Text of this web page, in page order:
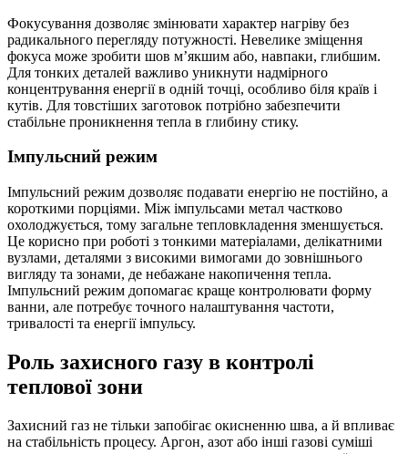
Фокусування дозволяє змінювати характер нагріву без
радикального перегляду потужності. Невелике зміщення
фокуса може зробити шов м’якшим або, навпаки, глибшим.
Для тонких деталей важливо уникнути надмірного
концентрування енергії в одній точці, особливо біля країв і
кутів. Для товстіших заготовок потрібно забезпечити
стабільне проникнення тепла в глибину стику.
Імпульсний режим
Імпульсний режим дозволяє подавати енергію не постійно, а
короткими порціями. Між імпульсами метал частково
охолоджується, тому загальне тепловкладення зменшується.
Це корисно при роботі з тонкими матеріалами, делікатними
вузлами, деталями з високими вимогами до зовнішнього
вигляду та зонами, де небажане накопичення тепла.
Імпульсний режим допомагає краще контролювати форму
ванни, але потребує точного налаштування частоти,
тривалості та енергії імпульсу.
Роль захисного газу в контролі
теплової зони
Захисний газ не тільки запобігає окисненню шва, а й впливає
на стабільність процесу. Аргон, азот або інші газові суміші